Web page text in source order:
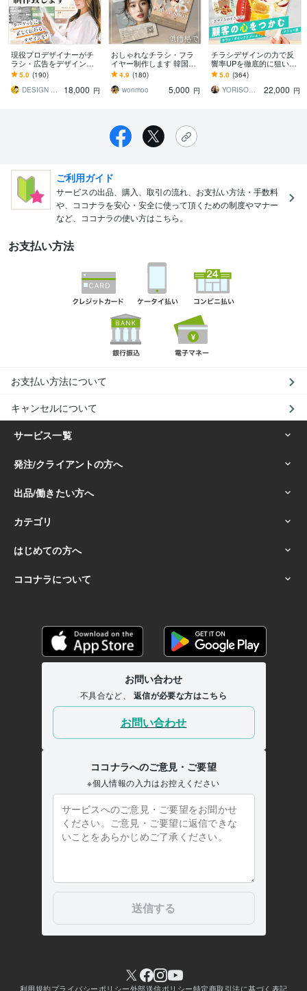
現役プロデザイナーがチ
ラシ・広告をデザインし
ます DTP歴19年のプロが
質の高いデザインをご提
供します
5.0 (190)
DESIGN Brio
18,000 円
おしゃれなチラシ・フラ
イヤー制作します 韓国
風、シンプル、フェミニ
ンなどターゲットに合わ
せたデザイン
4.9 (180)
wonmoo
5,000 円
チラシデザインの力で反
響率UPを徹底的に狙いま
す チラシの品質にこだわ
りたい方はお任せくださ
い
5.0 (364)
YORISOW design
22,000 円
ご利用ガイド
サービスの出品、購入、取引の流れ、お支払い方法・手数料
や、ココナラを安心・安全に使って頂くための制度やマナー
など、ココナラの使い方はこちら。
お支払い方法
お支払い方法について
キャンセルについて